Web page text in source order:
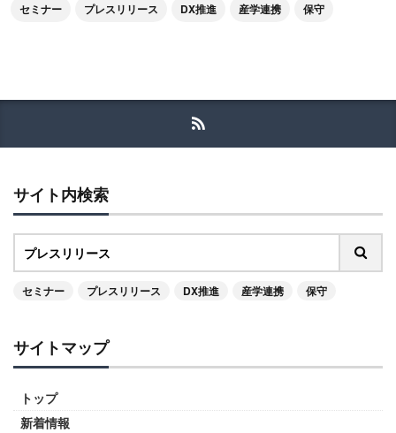
セミナー プレスリリース DX推進 産学連携 保守
サイト内検索
セミナー プレスリリース DX推進 産学連携 保守
サイトマップ
トップ
新着情報